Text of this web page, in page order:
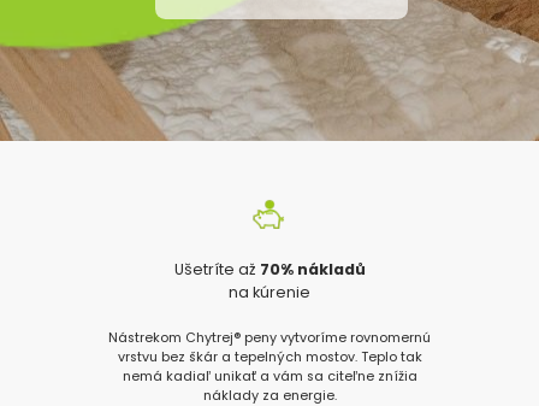
Ušetríte až 70% nákladů
na kúrenie
Nástrekom Chytrej® peny vytvoríme rovnomernú
vrstvu bez škár a tepelných mostov. Teplo tak
nemá kadiaľ unikať a vám sa citeľne znížia
náklady za energie.